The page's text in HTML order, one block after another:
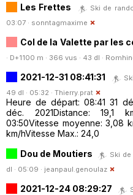
Les Frettes
Ski de
03:07 · sonntagmaxime
Col de la Valette par les
· D+1100 m · 366 vus · 43 dl ·
2021-12-31 08:41:31
49 dl · 05:32 · Thierry.prat
Heure de départ: 08:41 31
déc. 2021Distance: 19,1
03:50Vitesse moyenne: 3,08
km/hVitesse Max.: 24,0
Dou de Moutiers
Ski de
dl · 05:09 · jeanpaul.genoulaz
2021-12-24 08:29:27